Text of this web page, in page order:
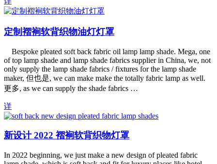
定制褶裥软背织物油灯灯罩
Bespoke pleated soft back fabric oil lamp lamp shade. Mega, one
of top lamp shade and lamp shade fabrics supplier in China, we, not
only supply the lamp shade fabrics /fixtures for the lamp shade
maker, 但也是, we can make make the totally fabric lamp as well.
更多, as we can supply the shade fabrics …
详
新设计 2022 褶裥软背织物灯罩
In 2022 beginning, we just make a new design of pleated fabric